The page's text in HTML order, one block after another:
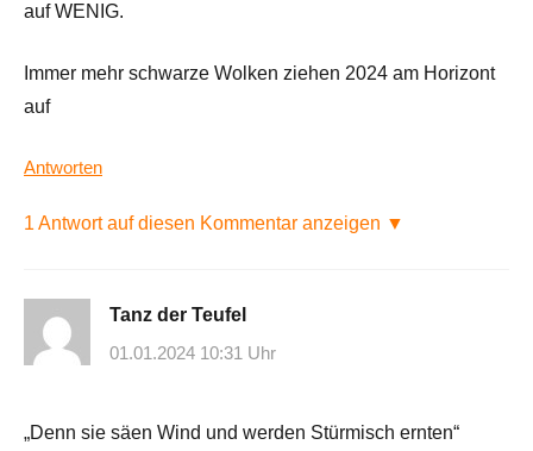
auf WENIG.
Immer mehr schwarze Wolken ziehen 2024 am Horizont
auf
Antworten
1 Antwort auf diesen Kommentar anzeigen ▼
Tanz der Teufel
01.01.2024 10:31 Uhr
„Denn sie säen Wind und werden Stürmisch ernten“